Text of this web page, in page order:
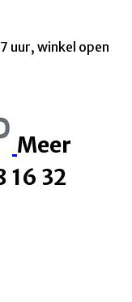
uur, winkel open
Meer
16 32